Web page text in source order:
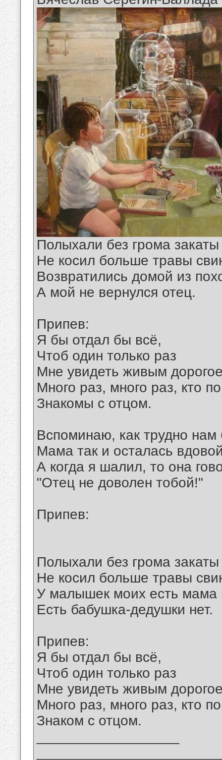
Полыхали без грома закаты
Не косил больше травы
Возвратились домой из
А мой не вернулся отец.
Припев:
Я бы отдал бы всё,
Чтоб один только раз
Мне увидеть живым
Много раз, много раз, кто
Знакомы с отцом.
Вспоминаю, как трудно
Мама так и осталась
А когда я шалил, то она
"Отец не доволен тобой!"
Припев:
Полыхали без грома закаты
Не косил больше травы
У малышек моих есть мама
Есть бабушка-дедушки нет.
Припев:
Я бы отдал бы всё,
Чтоб один только раз
Мне увидеть живым
Много раз, много раз, кто
Знаком с отцом.